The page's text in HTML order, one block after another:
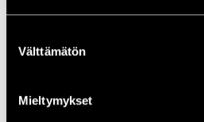
valinta
Välttämätön
Mieltymykset
Veneet:Tiivistys ja liimaus